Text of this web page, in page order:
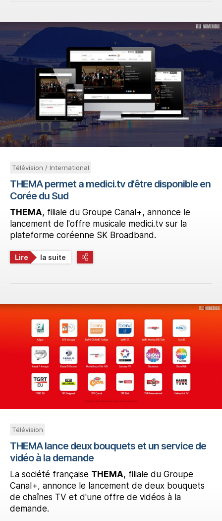
Télévision / International
THEMA permet a medici.tv d'être disponible en
Corée du Sud
THEMA, filiale du Groupe Canal+, annonce le
lancement de l'offre musicale medici.tv sur la
plateforme coréenne SK Broadband.
Lire la suite
Télévision
THEMA lance deux bouquets et un service de
vidéo à la demande
La société française THEMA, filiale du Groupe
Canal+, annonce le lancement de deux bouquets
de chaînes TV et d'une offre de vidéos à la
demande.